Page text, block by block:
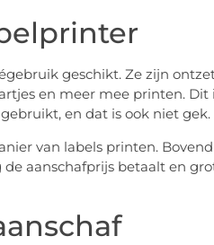
geschikt. Ze zijn
en meer mee printen. Dit
en dat is ook niet gek.
van labels printen.
aanschafprijs betaalt en